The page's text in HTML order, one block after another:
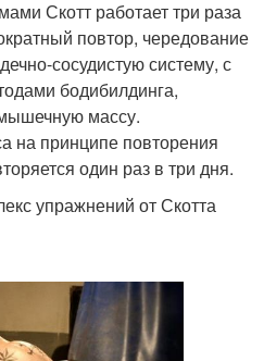
Скотт работает три раза
повтор, чередование
сосудистую систему, с
бодибилдинга,
массу.
на принципе повторения
один раз в три дня.
упражнений от Скотта